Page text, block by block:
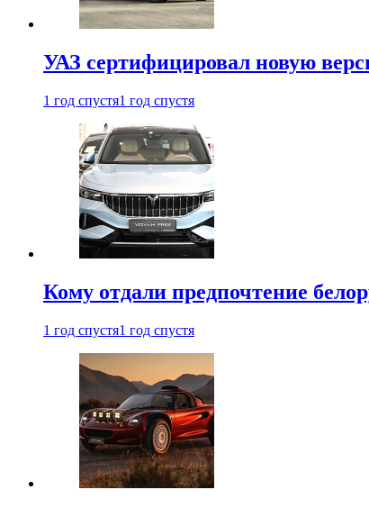
УАЗ сертифицировал новую
1 год спустя1 год спустя
Кому отдали предпочтение
1 год спустя1 год спустя